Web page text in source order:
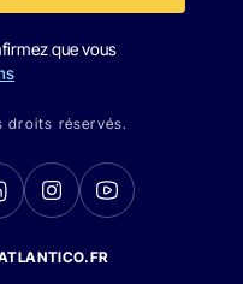
que vous
droits réservés.